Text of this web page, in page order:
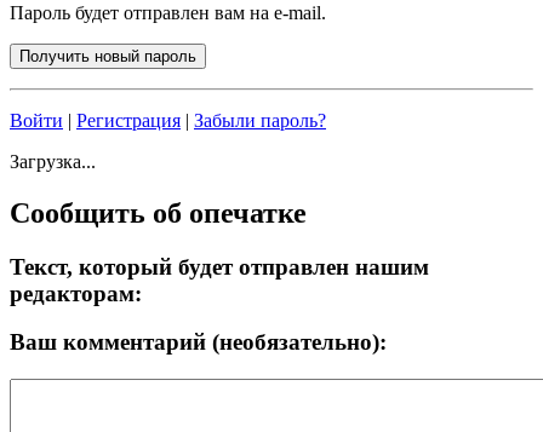
Пароль будет отправлен вам на e-mail.
Войти | Регистрация | Забыли пароль?
Загрузка...
Сообщить об опечатке
Текст, который будет отправлен нашим
редакторам:
Ваш комментарий (необязательно):